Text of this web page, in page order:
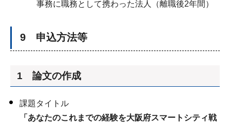
事務に職務として携わった法人（離職後2年間）
9 申込方法等
1 論文の作成
課題タイトル
「あなたのこれまでの経験を大阪府スマートシティ戦